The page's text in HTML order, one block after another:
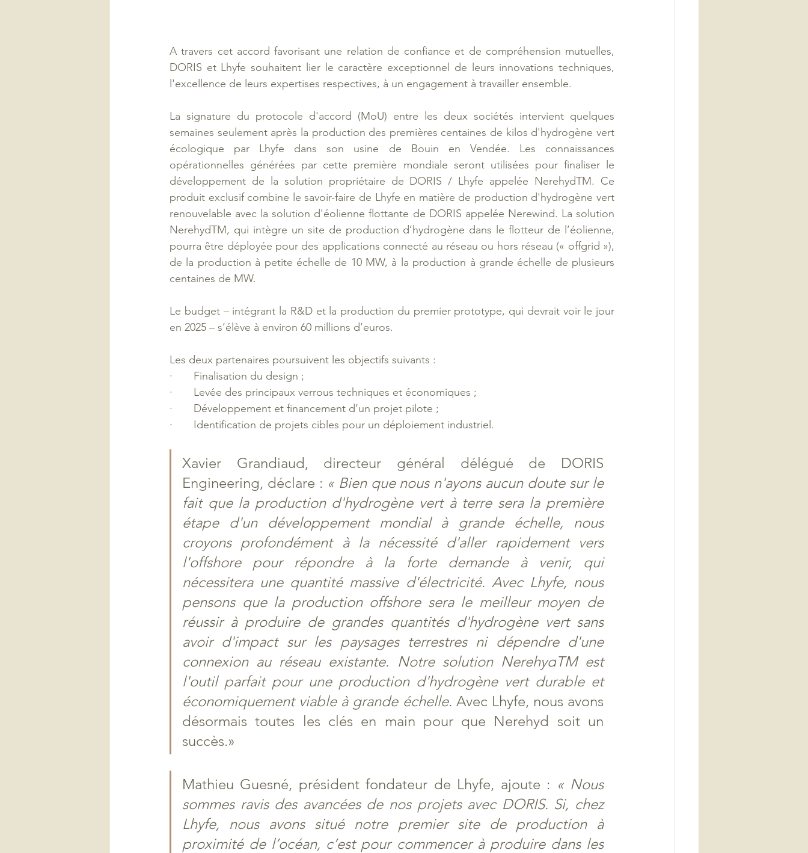
A travers cet accord favorisant une relation de confiance et de compréhension mutuelles,
DORIS et Lhyfe souhaitent lier le caractère exceptionnel de leurs innovations techniques,
l'excellence de leurs expertises respectives, à un engagement à travailler ensemble.
La signature du protocole d'accord (MoU) entre les deux sociétés intervient quelques
semaines seulement après la production des premières centaines de kilos d'hydrogène vert
écologique par Lhyfe dans son usine de Bouin en Vendée. Les connaissances
opérationnelles générées par cette première mondiale seront utilisées pour finaliser le
développement de la solution propriétaire de DORIS / Lhyfe appelée NerehydTM. Ce
produit exclusif combine le savoir-faire de Lhyfe en matière de production d'hydrogène vert
renouvelable avec la solution d'éolienne flottante de DORIS appelée Nerewind. La solution
NerehydTM, qui intègre un site de production d’hydrogène dans le flotteur de l’éolienne,
pourra être déployée pour des applications connecté au réseau ou hors réseau (« offgrid »),
de la production à petite échelle de 10 MW, à la production à grande échelle de plusieurs
centaines de MW.
Le budget – intégrant la R&D et la production du premier prototype, qui devrait voir le jour
en 2025 – s’élève à environ 60 millions d’euros.
Les deux partenaires poursuivent les objectifs suivants :
·       Finalisation du design ;
·       Levée des principaux verrous techniques et économiques ;
·       Développement et financement d’un projet pilote ;
·       Identification de projets cibles pour un déploiement industriel.
Xavier Grandiaud, directeur général délégué de DORIS
Engineering, déclare : « Bien que nous n'ayons aucun doute sur le
fait que la production d'hydrogène vert à terre sera la première
étape d'un développement mondial à grande échelle, nous
croyons profondément à la nécessité d'aller rapidement vers
l'offshore pour répondre à la forte demande à venir, qui
nécessitera une quantité massive d'électricité. Avec Lhyfe, nous
pensons que la production offshore sera le meilleur moyen de
réussir à produire de grandes quantités d'hydrogène vert sans
avoir d'impact sur les paysages terrestres ni dépendre d'une
connexion au réseau existante. Notre solution NerehydTM est
l'outil parfait pour une production d'hydrogène vert durable et
économiquement viable à grande échelle. Avec Lhyfe, nous avons
désormais toutes les clés en main pour que Nerehyd soit un
succès.»
Mathieu Guesné, président fondateur de Lhyfe, ajoute : « Nous
sommes ravis des avancées de nos projets avec DORIS. Si, chez
Lhyfe, nous avons situé notre premier site de production à
proximité de l’océan, c’est pour commencer à produire dans les